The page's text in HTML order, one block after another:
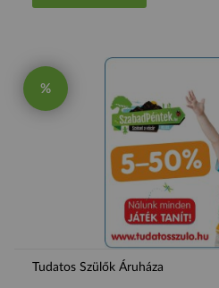
%
Tudatos Szülők Áruháza